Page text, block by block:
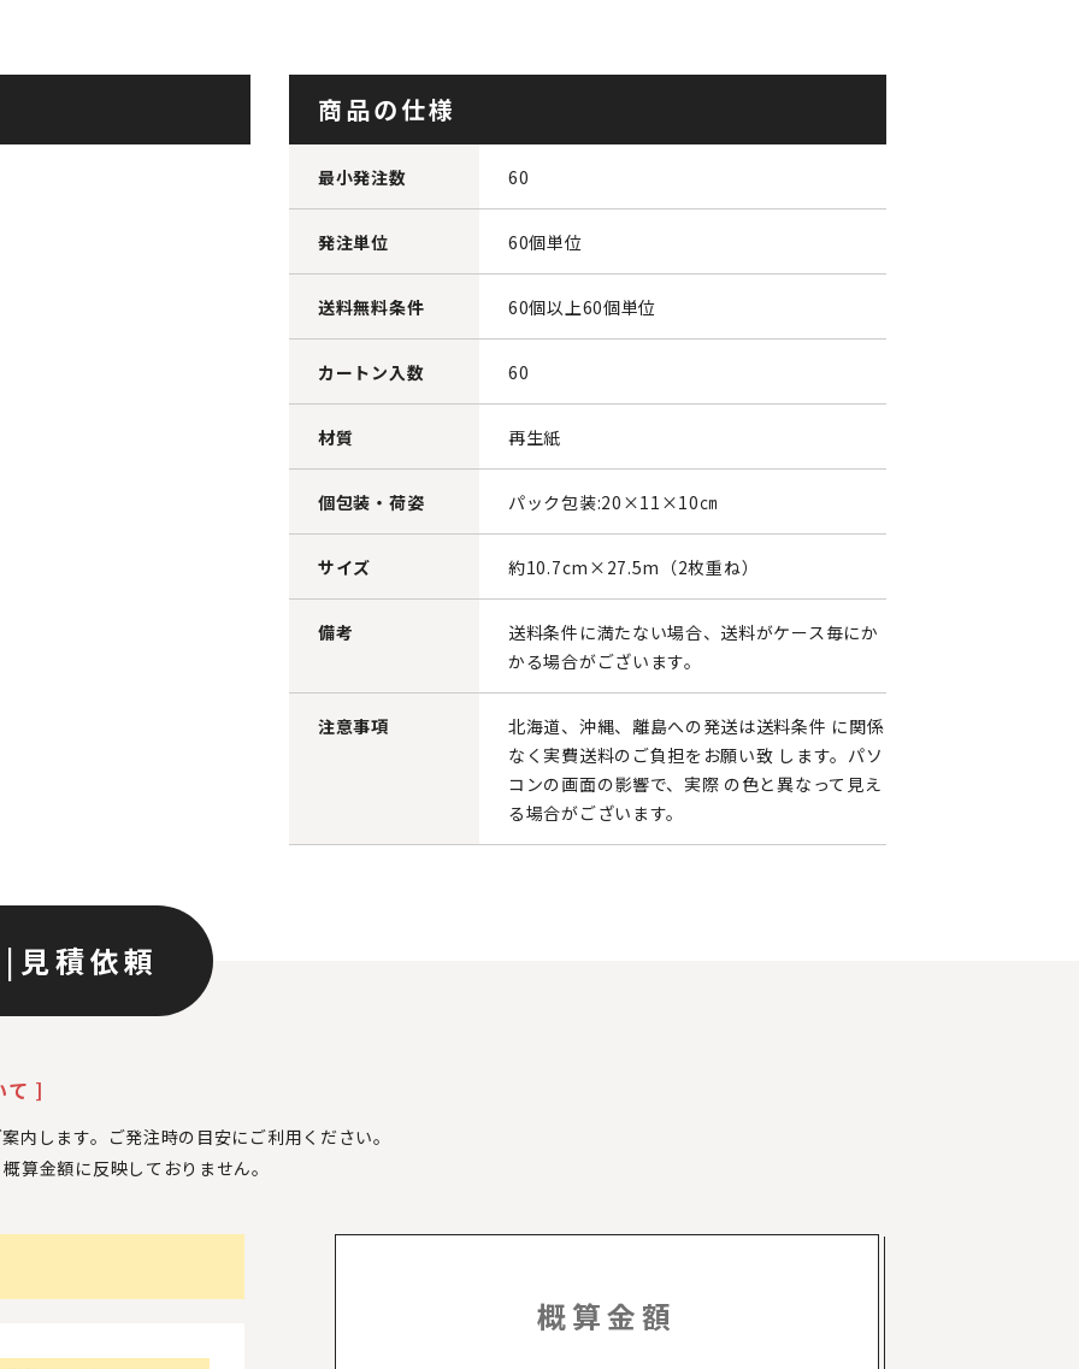
商品の仕様
最小発注数 60
発注単位 60個単位
送料無料条件 60個以上60個単位
カートン入数 60
材質 再生紙
個包装・荷姿 パック包装:20×11×10㎝
サイズ 約10.7cm×27.5m（2枚重ね）
備考
送料条件に満たない場合、送料がケース毎にか
かる場合がございます。
注意事項
北海道、沖縄、離島への発送は送料条件 に関係
なく実費送料のご負担をお願い致 します。パソ
コンの画面の影響で、実際 の色と異なって見え
る場合がございます。
| 見積依頼
て ]
内します。ご発注時の目安にご利用ください。
概算金額に反映しておりません。
概算金額